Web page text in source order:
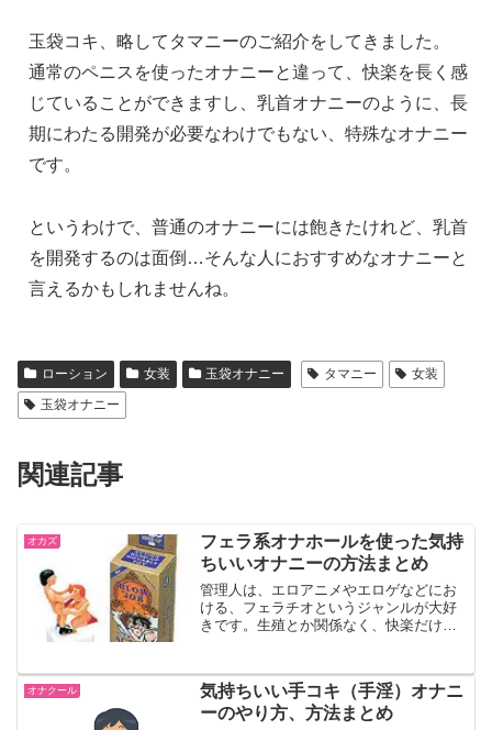
玉袋コキ、略してタマニーのご紹介をしてきました。
通常のペニスを使ったオナニーと違って、快楽を長く感
じていることができますし、乳首オナニーのように、長
期にわたる開発が必要なわけでもない、特殊なオナニー
です。
というわけで、普通のオナニーには飽きたけれど、乳首
を開発するのは面倒…そんな人におすすめなオナニーと
言えるかもしれませんね。
ローション 女装 玉袋オナニー タマニー
女装
玉袋オナニー
関連記事
オカズ
フェラ系オナホールを使った気持
ちいいオナニーの方法まとめ
管理人は、エロアニメやエロゲなどにお
ける、フェラチオというジャンルが大好
きです。生殖とか関係なく、快楽だけを
とリスク性器＝下半身という、隠すべき
場所ではなく、口という...
オナクール
気持ちいい手コキ（手淫）オナニ
ーのやり方、方法まとめ